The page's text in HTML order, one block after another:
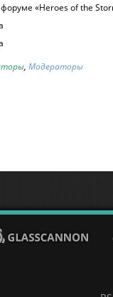
«Heroes of the
, Модераторы